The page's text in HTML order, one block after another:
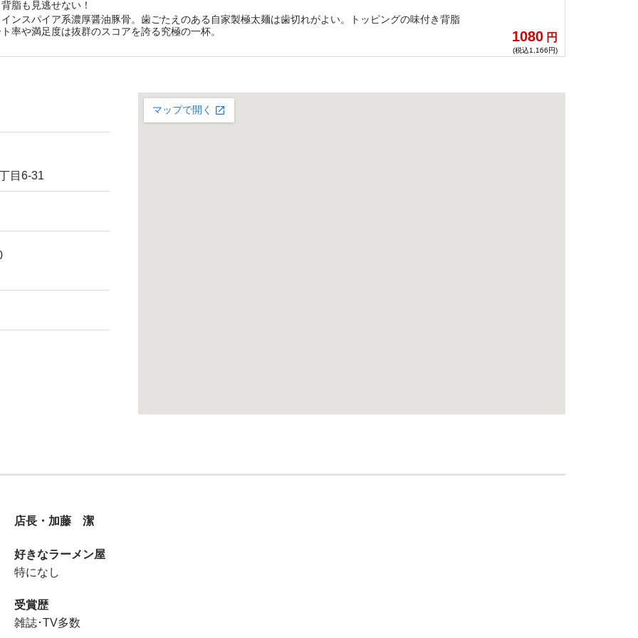
脂も見逃せない！
ンスパイア系濃厚醤油豚骨。歯ごたえのある自家製極太麺は歯切れがよい。トッピングの味付き背脂
率や満足度は抜群のスコアを誇る究極の一杯。
1080 円
(税込1,166円)
目6-31
店長・加藤 潔
好きなラーメン屋
特になし
受賞歴
雑誌･TV多数